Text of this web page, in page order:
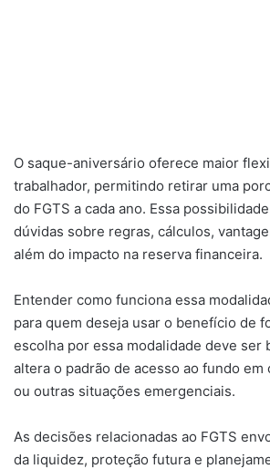
O saque-aniversário oferece maior
trabalhador, permitindo retirar uma
do FGTS a cada ano. Essa
dúvidas sobre regras, cálculos,
além do impacto na reserva financeira.
Entender como funciona essa
para quem deseja usar o benefício de
escolha por essa modalidade deve ser
altera o padrão de acesso ao fundo em
ou outras situações emergenciais.
As decisões relacionadas ao FGTS
da liquidez, proteção futura e